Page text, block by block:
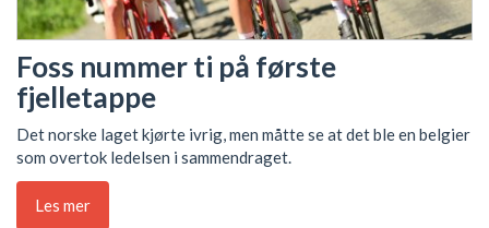
Foss nummer ti på første
fjelletappe
Det norske laget kjørte ivrig, men måtte se at det ble en belgier
som overtok ledelsen i sammendraget.
Les mer